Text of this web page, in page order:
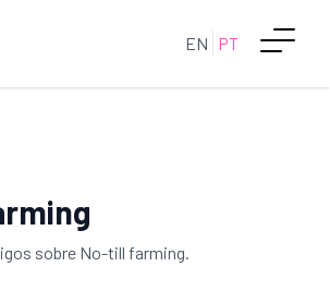
EN PT
s sobre No-till farming.